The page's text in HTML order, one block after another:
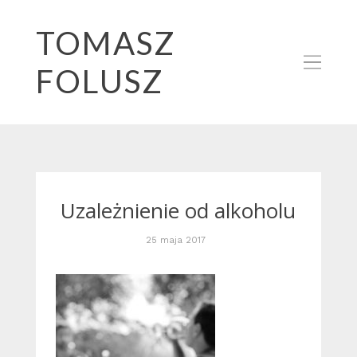
TOMASZ
FOLUSZ
Uzależnienie od alkoholu
25 maja 2017